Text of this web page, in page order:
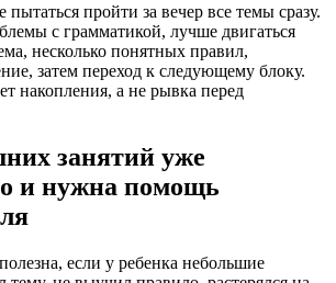
пройти за вечер все темы сразу.
с грамматикой, лучше двигаться
несколько понятных правил,
затем переход к следующему блоку.
накопления, а не рывка перед
занятий уже
и нужна помощь
если у ребенка небольшие